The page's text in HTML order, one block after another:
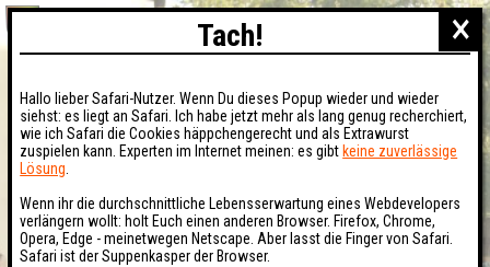
×
Tach!
Hallo lieber Safari-Nutzer. Wenn Du dieses Popup wieder und wieder
siehst: es liegt an Safari. Ich habe jetzt mehr als lang genug recherchiert,
wie ich Safari die Cookies häppchengerecht und als Extrawurst
zuspielen kann. Experten im Internet meinen: es gibt keine zuverlässige
Lösung
Wenn ihr die durchschnittliche Lebensserwartung eines Webdevelopers
verlängern wollt: holt Euch einen anderen Browser. Firefox, Chrome,
Opera, Edge - meinetwegen Netscape. Aber lasst die Finger von Safari.
Safari ist der Suppenkasper der Browser.